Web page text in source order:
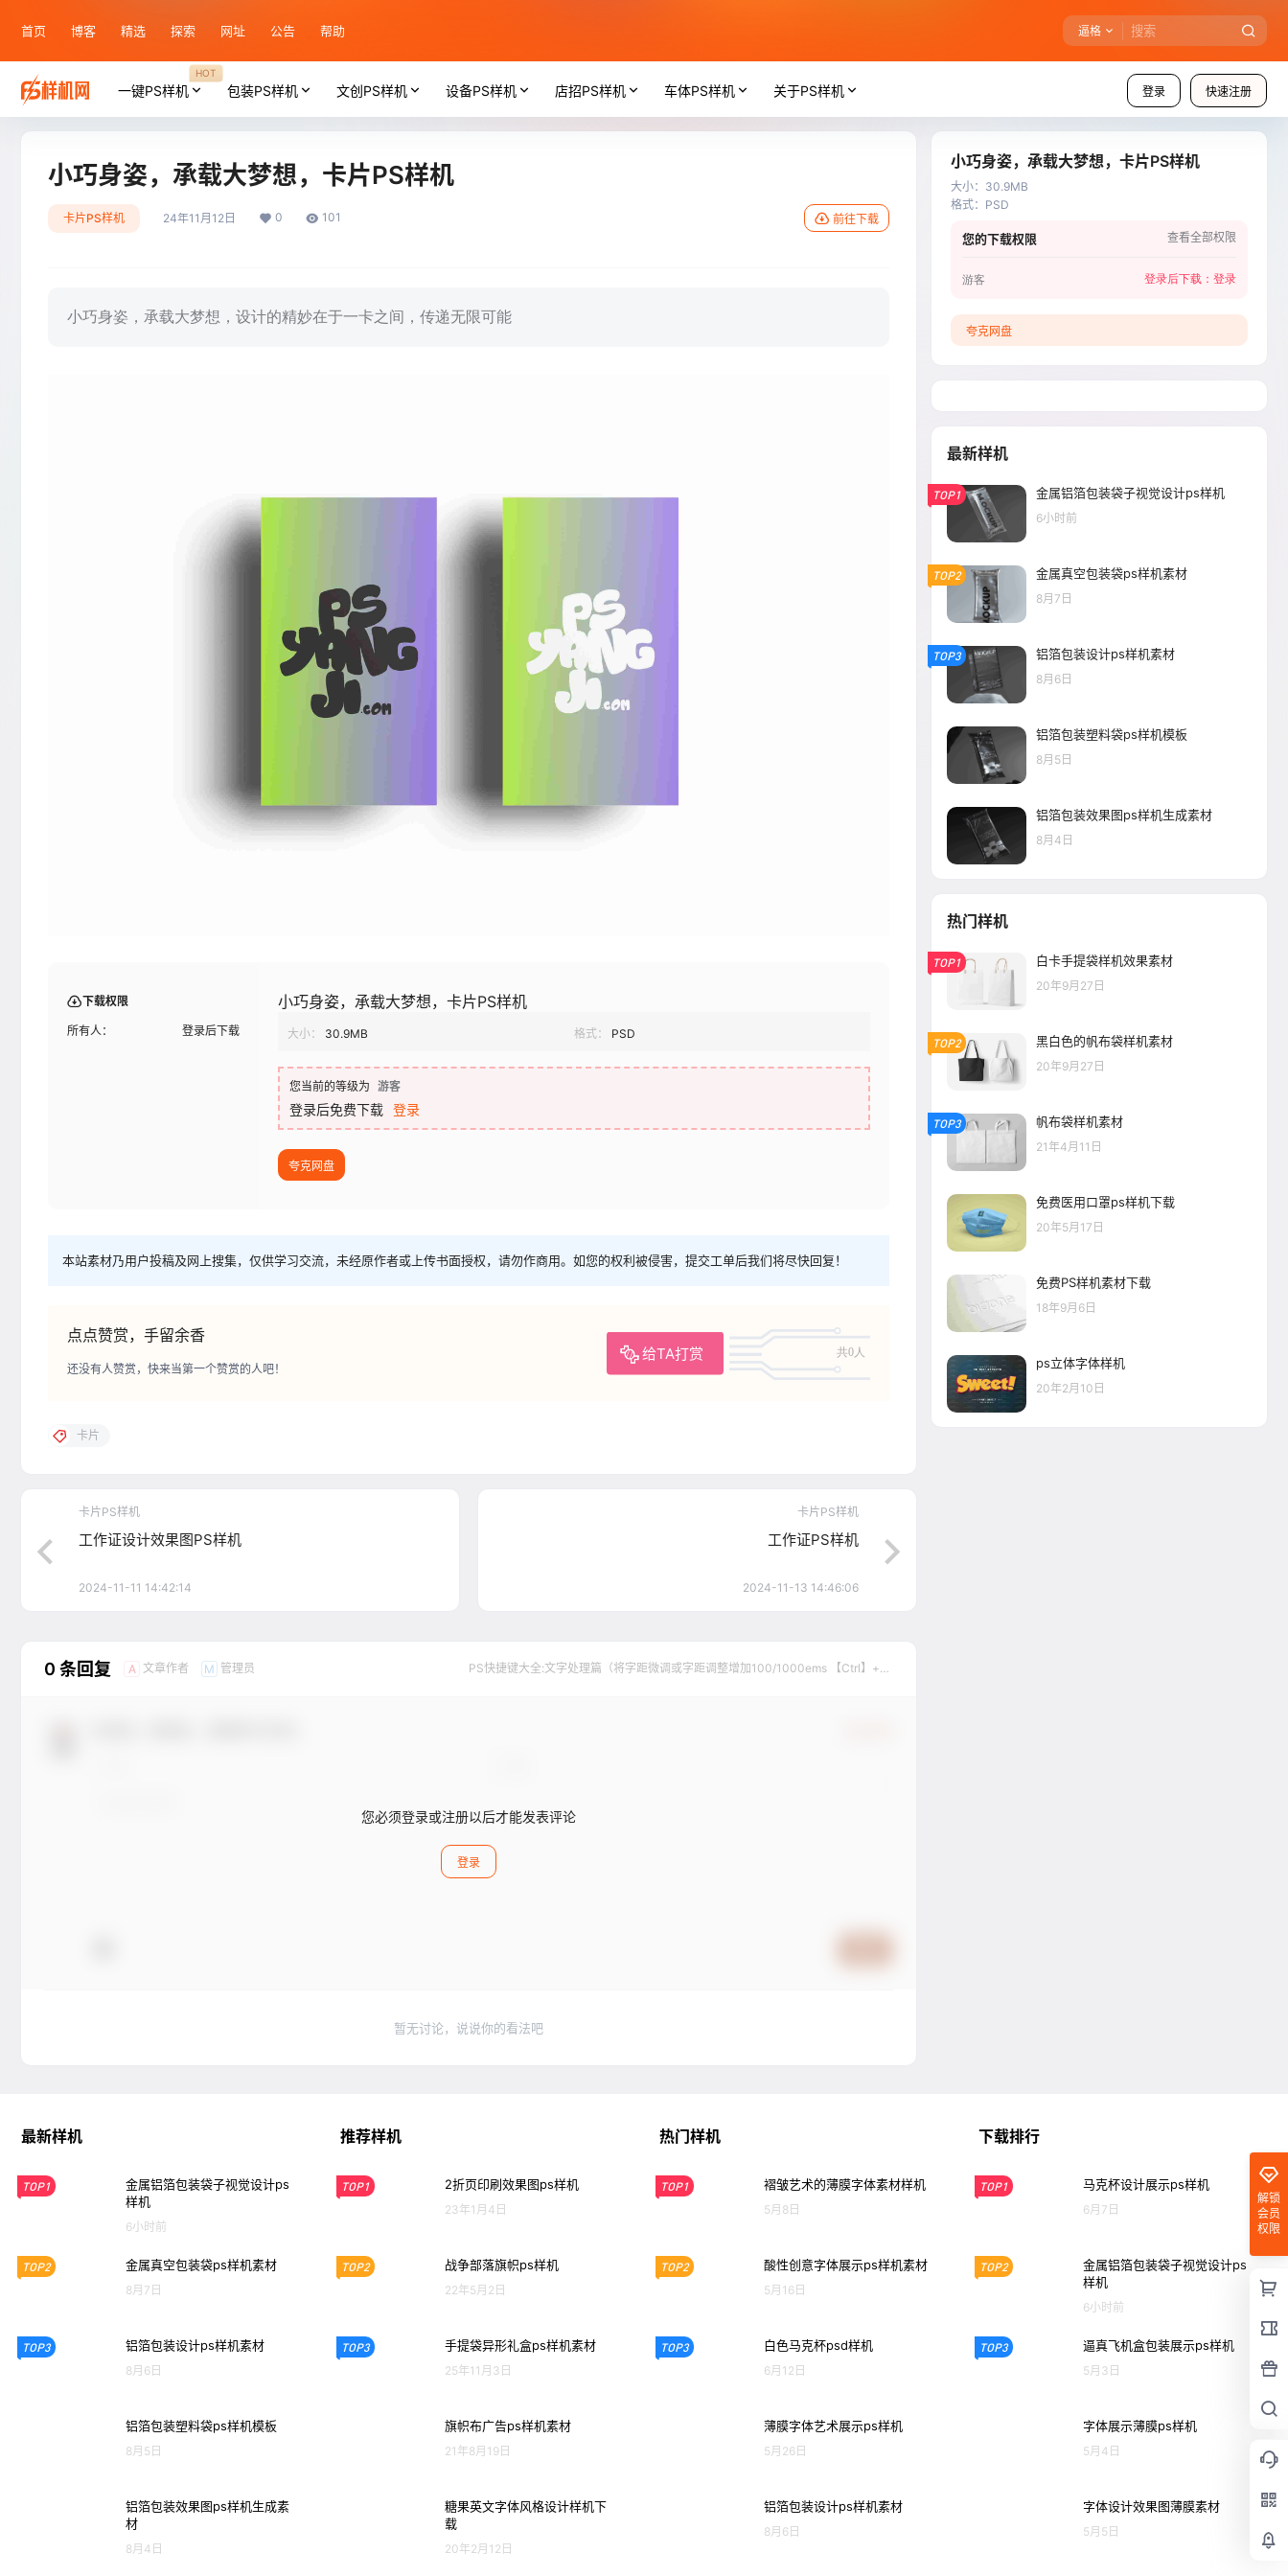
首页 博客 精选 探索 网址 公告 帮助 逼格
登录 快速注册
一键PS样机
HOT
包装PS样机 文创PS样机 设备PS样机 店招PS样机 车体PS样机 关于PS样机
小巧身姿，承载大梦想，卡片PS样机
卡片PS样机 24年11月12日 0 101 前往下载
小巧身姿，承载大梦想，设计的精妙在于一卡之间，传递无限可能
下载权限
所有人： 登录后下载
小巧身姿，承载大梦想，卡片PS样机
大小： 30.9MB 格式： PSD
您当前的等级为 游客
登录后免费下载 登录
夸克网盘
本站素材乃用户投稿及网上搜集，仅供学习交流，未经原作者或上传书面授权，请勿作商用。如您的权利被侵害，提交工单后我们将尽快回复！
点点赞赏，手留余香
给TA打赏 共0人
还没有人赞赏，快来当第一个赞赏的人吧！
卡片
卡片PS样机
工作证设计效果图PS样机
2024-11-11 14:42:14
卡片PS样机
工作证PS样机
2024-11-13 14:46:06
0 条回复 A 文章作者 M 管理员
PS快捷键大全:文字处理篇（将字距微调或字距调整增加100/1000ems 【Ctrl】+
您必须登录或注册以后才能发表评论
登录
暂无讨论，说说你的看法吧
小巧身姿，承载大梦想，卡片PS样机
大小： 30.9MB
格式： PSD
您的下载权限 查看全部权限
游客 登录后下载： 登录
夸克网盘
最新样机
TOP1 金属铝箔包装袋子视觉设计ps样机
6小时前
TOP2 金属真空包装袋ps样机素材
8月7日
TOP3 铝箔包装设计ps样机素材
8月6日
铝箔包装塑料袋ps样机模板
8月5日
铝箔包装效果图ps样机生成素材
8月4日
热门样机
TOP1 白卡手提袋样机效果素材
20年9月27日
TOP2 黑白色的帆布袋样机素材
20年9月27日
TOP3 帆布袋样机素材
21年4月11日
免费医用口罩ps样机下载
20年5月17日
免费PS样机素材下载
18年9月6日
ps立体字体样机
20年2月10日
解锁
会员
权限
最新样机
TOP1
金属铝箔包装袋子视觉设计ps
样机
6小时前
TOP2 金属真空包装袋ps样机素材
8月7日
TOP3 铝箔包装设计ps样机素材
8月6日
铝箔包装塑料袋ps样机模板
8月5日
铝箔包装效果图ps样机生成素
材
8月4日
推荐样机
TOP1 2折页印刷效果图ps样机
23年1月4日
TOP2 战争部落旗帜ps样机
22年5月2日
TOP3 手提袋异形礼盒ps样机素材
25年11月3日
旗帜布广告ps样机素材
21年8月19日
糖果英文字体风格设计样机下
载
20年2月12日
热门样机
TOP1 褶皱艺术的薄膜字体素材样机
5月8日
TOP2 酸性创意字体展示ps样机素材
5月16日
TOP3 白色马克杯psd样机
6月12日
薄膜字体艺术展示ps样机
5月26日
铝箔包装设计ps样机素材
8月6日
下载排行
TOP1 马克杯设计展示ps样机
6月7日
TOP2
金属铝箔包装袋子视觉设计ps
样机
6小时前
TOP3 逼真飞机盒包装展示ps样机
5月3日
字体展示薄膜ps样机
5月4日
字体设计效果图薄膜素材
5月5日